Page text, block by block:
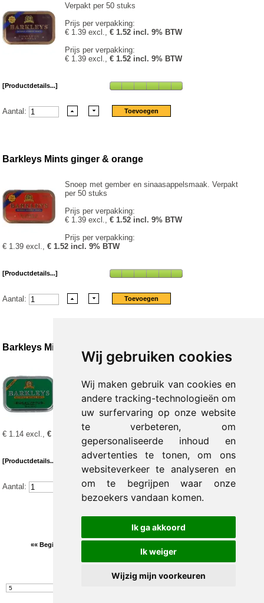
Wij gebruiken cookies
Wij maken gebruik van cookies en
andere tracking-technologieën om
uw surfervaring op onze website
te verbeteren, om
gepersonaliseerde inhoud en
advertenties te tonen, om ons
websiteverkeer te analyseren en
om te begrijpen waar onze
bezoekers vandaan komen.
Ik ga akkoord
Ik weiger
Wijzig mijn voorkeuren
Verpakt per 50 stuks
Prijs per verpakking:
€ 1.39 excl.,€ 1.52 incl. 9% BTW
Prijs per verpakking:
€ 1.39 excl.,€ 1.52 incl. 9% BTW
[Productdetails...]
Aantal:
Barkleys Mints ginger & orange
Snoep met gember en sinaasappelsmaak. Verpakt
per 50 stuks
Prijs per verpakking:
€ 1.39 excl.,€ 1.52 incl. 9% BTW
Prijs per verpakking:
€ 1.39 excl.,€ 1.52 incl. 9% BTW
[Productdetails...]
Aantal:
Barkleys Mints mini eucalypus
15 stuks
Prijs per verpakking:
€ 1.24 incl. 9% BTW
Prijs per verpakking:
€ 1.14 excl.,€ 1.24 incl. 9% BTW
[Productdetails...]
Aantal:
«« Begin
Toon # Aantal